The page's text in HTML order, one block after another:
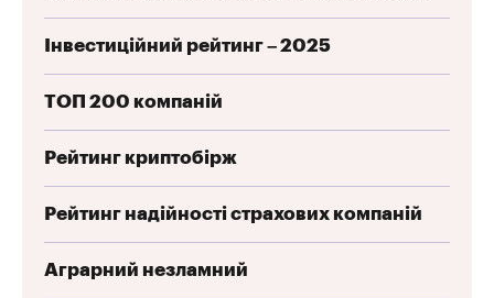
Інвестиційний рейтинг – 2025
ТОП 200 компаній
Рейтинг криптобірж
Рейтинг надійності страхових компаній
Аграрний незламний